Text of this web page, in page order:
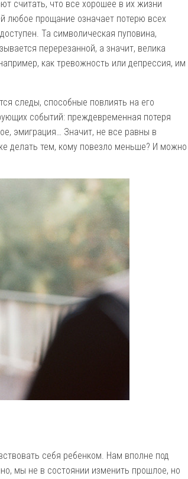
считать, что все хорошее в их жизни
любое прощание означает потерю всех
Та символическая пуповина,
перерезанной, а значит, велика
как тревожность или депрессия, им
следы, способные повлиять на его
событий: преждевременная потеря
эмиграция… Значит, не все равны в
делать тем, кому повезло меньше? И можно
себя ребенком. Нам вполне под
мы не в состоянии изменить прошлое, но